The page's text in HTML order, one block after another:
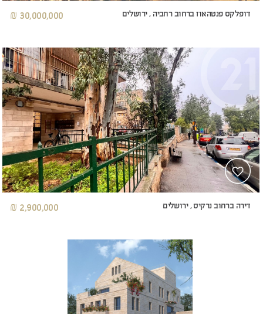
דופלקס פנטהאוז ברחוב רחביה , ירושלים 30,000,000 ₪
דירה ברחוב נרקיס , ירושלים 2,900,000 ₪